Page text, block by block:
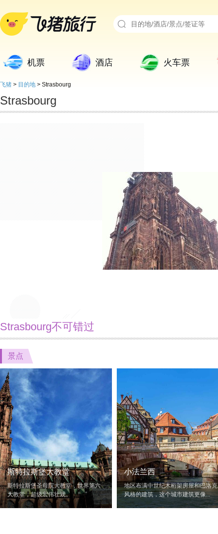
机票 酒店 火车票
飞猪 > 目的地 > Strasbourg
Strasbourg
Strasbourg不可错过
景点
斯特拉斯堡大教堂
斯特拉斯堡圣母院大教堂，世界第六
大教堂，超级宏伟壮观。
小法兰西
地区布满中世纪木桁架房屋和巴洛克
风格的建筑，这个城市建筑更像...